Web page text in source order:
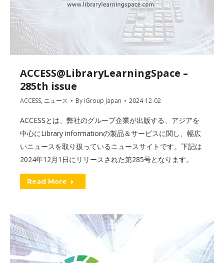
ACCESS@LibraryLearningSpace –
285th issue
ACCESS, ニュース By iGroup Japan 2024-12-02
ACCESSとは、弊社のグループ企業が出版する、アジアを
中心にLibrary informationの製品＆サービスに関し、幅広
いニュースを取り扱っているニュースサイトです。下記は
2024年12月1日にリリースされた第285号となります。
Read More